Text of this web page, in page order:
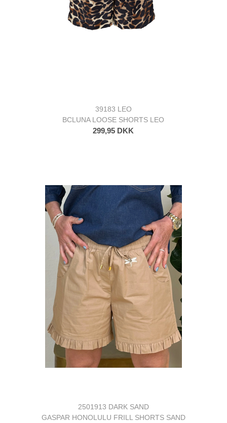
39183 LEO
BCLUNA LOOSE SHORTS LEO
299,95 DKK
2501913 DARK SAND
GASPAR HONOLULU FRILL SHORTS SAND